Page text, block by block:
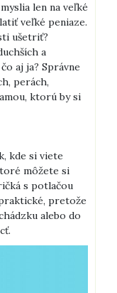
len na veľké
veľké peniaze.
ušetriť?
a
aj ja? Správne
perách,
ktorú by si
kde si viete
môžete si
s potlačou
pretože
alebo do